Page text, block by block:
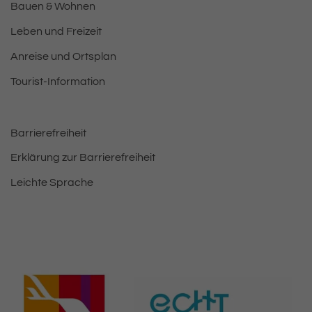
Bauen & Wohnen
Leben und Freizeit
Anreise und Ortsplan
Tourist-Information
Barrierefreiheit
Erklärung zur Barrierefreiheit
Leichte Sprache